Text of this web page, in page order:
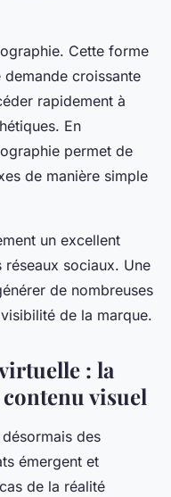
Cette forme
croissante
rapidement à
En
permet de
de manière simple
un excellent
sociaux. Une
de nombreuses
de la marque.
: la
visuel
des
émergent et
de la réalité